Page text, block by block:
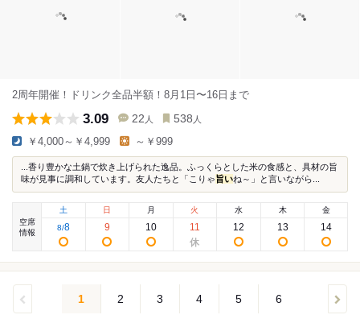
2周年開催！ドリンク全品半額！8月1日〜16日まで
3.09 22 人 538 人
￥4,000～￥4,999 ～￥999
...香り豊かな土鍋で炊き上げられた逸品。ふっくらとした米の食感と、具材の旨
味が見事に調和しています。友人たちと「こりゃ旨いね～」と言いながら...
空席
情報
土
8/8
日
9
月
10
火
11
水
12
木
13
金
14
1 2 3 4 5 6